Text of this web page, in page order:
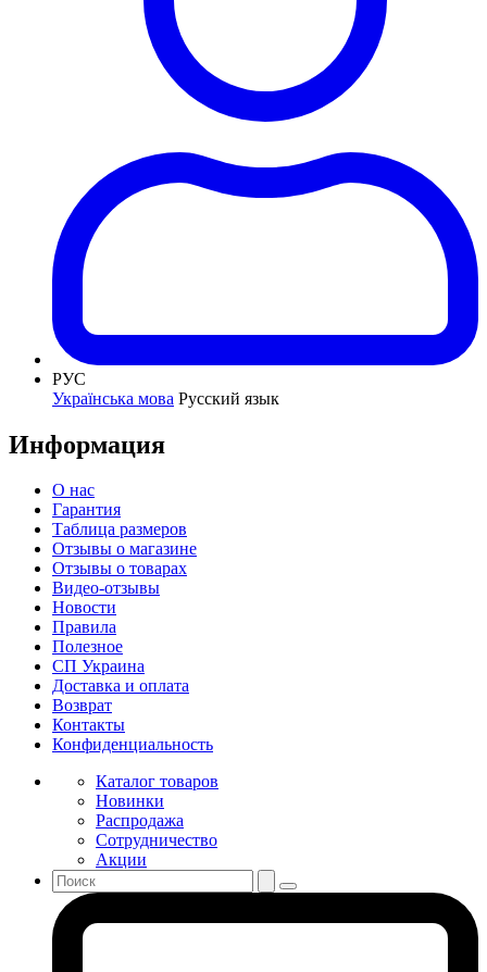
РУС
Українська мова Русский язык
Информация
О нас
Гарантия
Таблица размеров
Отзывы о магазине
Отзывы о товарах
Видео-отзывы
Новости
Правила
Полезное
СП Украина
Доставка и оплата
Возврат
Контакты
Конфиденциальность
Каталог товаров
Новинки
Распродажа
Сотрудничество
Акции